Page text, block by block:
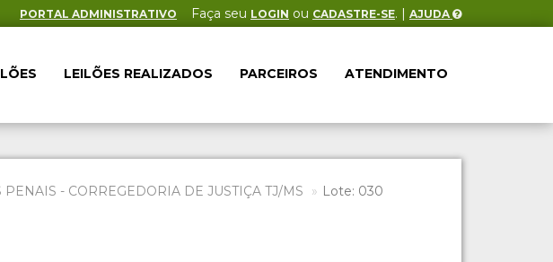
PORTAL ADMINISTRATIVO Faça seu LOGIN ou CADASTRE-SE. | AJUDA
LEILÕES REALIZADOS PARCEIROS ATENDIMENTO
- CORREGEDORIA DE JUSTIÇA TJ/MS Lote: 030